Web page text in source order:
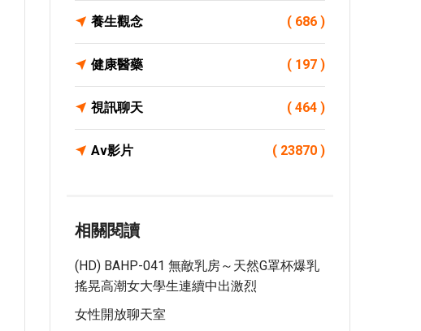
養生觀念 ( 686 )
健康醫藥 ( 197 )
視訊聊天 ( 464 )
Av影片 ( 23870 )
相關閱讀
(HD) BAHP-041 無敵乳房～天然G罩杯爆乳
搖晃高潮女大學生連續中出激烈
女性開放聊天室